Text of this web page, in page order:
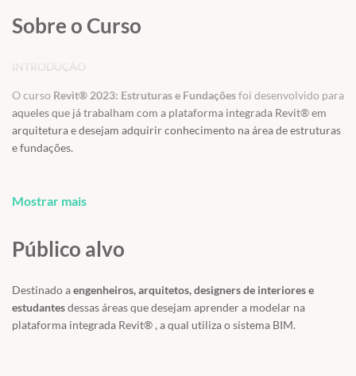
Sobre o Curso
INTRODUÇÃO
O curso Revit® 2023: Estruturas e Fundaçõesfoi desenvolvido para
aqueles que já trabalham com a plataforma integrada Revit® em
arquitetura e desejam adquirir conhecimento na área de estruturas
e fundações.
NÍVEL
ACESSO
Acesso on-line por 1 ano
, renovável mediante pagamento de taxa
Mostrar mais
Público alvo
Destinado aengenheiros, arquitetos, designers de interiores e
estudantesdessas áreas que desejam aprender a modelar na
plataforma integrada Revit® , a qual utiliza o sistema BIM.